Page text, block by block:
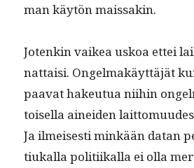
man käytön maissakin.
Jotenkin vaikea uskoa ettei
nat­taisi. Ongel­makäyt­täjät
paa­vat hakeu­tua niihin
toisel­la ainei­den
Ja ilmeis­es­ti minkään datan
tiukalla poli­ti­ikalla ei olla